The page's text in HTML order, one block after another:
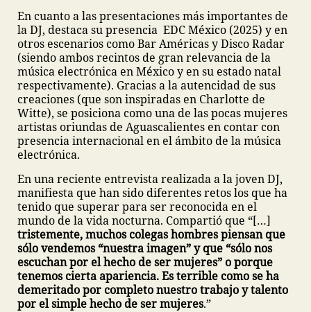
En cuanto a las presentaciones más importantes de
la DJ, destaca su presencia EDC México (2025) y en
otros escenarios como Bar Américas y Disco Radar
(siendo ambos recintos de gran relevancia de la
música electrónica en México y en su estado natal
respectivamente). Gracias a la autencidad de sus
creaciones (que son inspiradas en Charlotte de
Witte), se posiciona como una de las pocas mujeres
artistas oriundas de Aguascalientes en contar con
presencia internacional en el ámbito de la música
electrónica.
En una reciente entrevista realizada a la joven DJ,
manifiesta que han sido diferentes retos los que ha
tenido que superar para ser reconocida en el
mundo de la vida nocturna. Compartió que “[…]
tristemente, muchos colegas hombres piensan que
sólo vendemos “nuestra imagen” y que “sólo nos
escuchan por el hecho de ser mujeres” o porque
tenemos cierta apariencia. Es terrible como se ha
demeritado por completo nuestro trabajo y talento
por el simple hecho de ser mujeres.”